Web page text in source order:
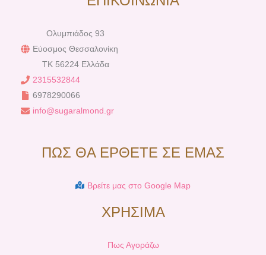
Ολυμπιάδος 93
Εύοσμος Θεσσαλονίκη
TK 56224 Ελλάδα
2315532844
6978290066
info@sugaralmond.gr
ΠΩΣ ΘΑ ΕΡΘΕΤΕ ΣΕ ΕΜΑΣ
Βρείτε μας στο Google Map
ΧΡΗΣΙΜΑ
Πως Αγοράζω